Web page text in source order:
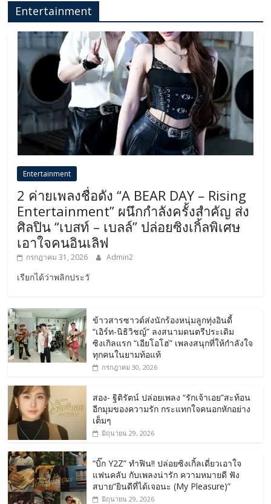
Entertainment
Entertainment
2 ค่ายเพลงชื่อดัง “A BEAR DAY – Rising
Entertainment” ผนึกกำลังครั้งสำคัญ ส่ง
ศิลปิน “เบสท์ – เบลล์” ปล่อยซิงเกิ้ลพิเศษ
เอาใจคนอินเลิฟ
กรกฎาคม 31, 2026 Admin2
เรียกได้ว่าพลิกประวั
ข้าวสารซาวด์ส่งนักร้องหนุ่มลูกทุ่งอินดี้
“เอิร์ท-นิธิวิชญ์” ลงสนามดนตรีประเดิม
ซิงเกิลแรก “เอียโอโฮ่” เพลงสนุกที่ให้กำลังใจ
ทุกคนในยามท้อแท้
กรกฎาคม 30, 2026
สอง- ฐิติรัตน์ ปล่อยเพลง “รักเจ้าเอย”สะท้อน
อีกมุมของความรัก กระแทกใจคนอกหักอย่าง
เต็มๆ
มิถุนายน 29, 2026
“บิ๊ก Y2Z” ทำฟิน!! ปล่อยซิงเกิ้ลเดี่ยวเอาใจ
แฟนคลับ กับเพลงน่ารัก ความหมายดี ฟัง
สบาย“ยินดีที่ได้เจอนะ (My Pleasure)”
มิถุนายน 29, 2026